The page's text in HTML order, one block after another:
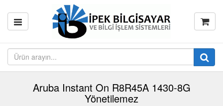
Aruba Instant On R8R45A 1430-8G
Yönetilemez